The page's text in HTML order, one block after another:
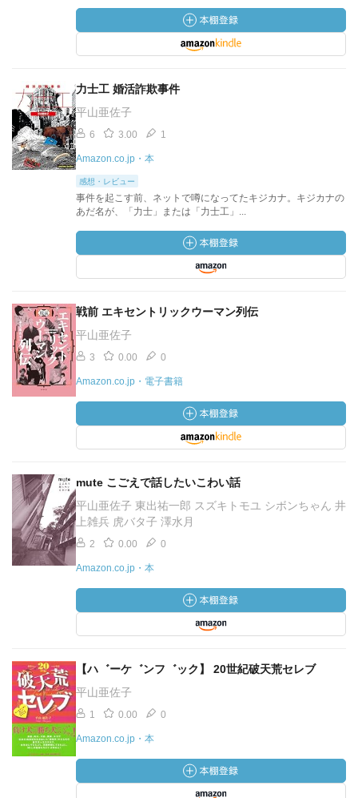
力士工 婚活詐欺事件
平山亜佐子
6 3.00 1
Amazon.co.jp・本
感想・レビュー
事件を起こす前、ネットで噂になってたキジカナ。キジカナの
あだ名が、「力士」または「力士工」...
戦前 エキセントリックウーマン列伝
平山亜佐子
3 0.00 0
Amazon.co.jp・電子書籍
mute こごえで話したいこわい話
平山亜佐子 東出祐一郎 スズキトモユ シボンちゃん 井
上雑兵 虎バタ子 澤水月
2 0.00 0
Amazon.co.jp・本
【ハ゛ーケ゛ンフ゛ック】 20世紀破天荒セレブ
平山亜佐子
1 0.00 0
Amazon.co.jp・本